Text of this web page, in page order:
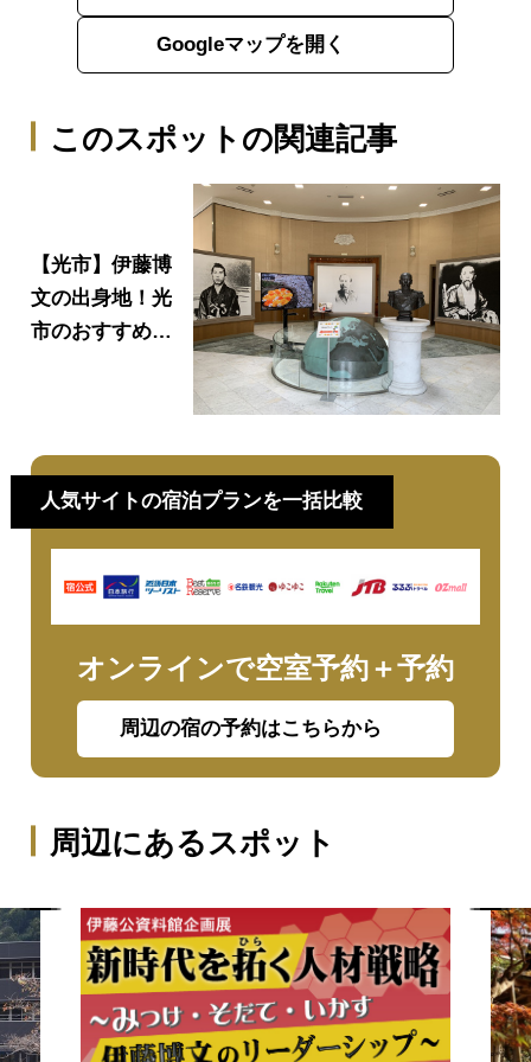
このスポットの関連記事
【光市】伊藤博
文の出身地！光
市のおすすめ観
Googleマップを開く
人気サイトの宿泊プランを一括比較
オンラインで空室予約＋予約
周辺の宿の予約はこちらから
周辺にあるスポット